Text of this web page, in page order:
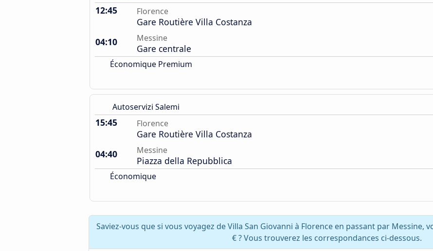
12:45 Florence
Gare Routière Villa Costanza
04:10
Messine
Gare centrale
Économique Premium
Autoservizi Salemi
15:45 Florence
Gare Routière Villa Costanza
04:40
Messine
Piazza della Repubblica
Économique
Saviez-vous que si vous voyagez de Villa San Giovanni à Florence en passant par Messine,
€ ? Vous trouverez les correspondances ci-dessous.